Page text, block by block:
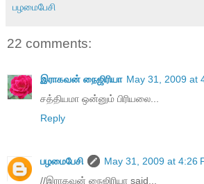
பழமைபேசி
22 comments:
இராகவன் நைஜிரியா May 31, 2009 at
சத்தியமா ஒன்னும் பிரியலை...
Reply
பழமைபேசி
May 31, 2009 at 4:26
//இராகவன் நைஜிரியா said...